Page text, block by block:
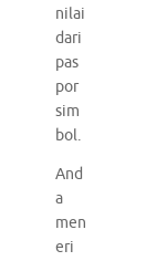
nilai
dari
pas
por
sim
bol.
And
a
men
eri